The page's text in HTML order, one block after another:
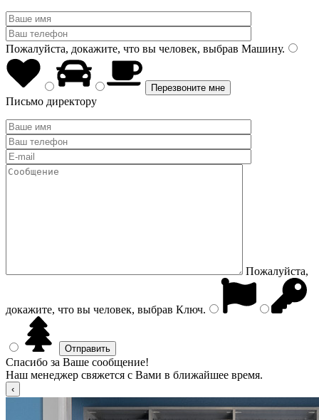
Пожалуйста, докажите, что вы человек, выбрав Машину.
Письмо директору
Пожалуйста,
докажите, что вы человек, выбрав Ключ.
Спасибо за Ваше сообщение!
Наш менеджер свяжется с Вами в ближайшее время.